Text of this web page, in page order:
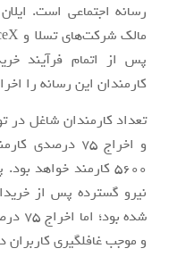
رسانه اجتماعی است.
کارمندان این رسانه را
و اخراج 75
5600 کارمند خواهد
نیرو گسترده پس از
شده
و موجب غافلگیری